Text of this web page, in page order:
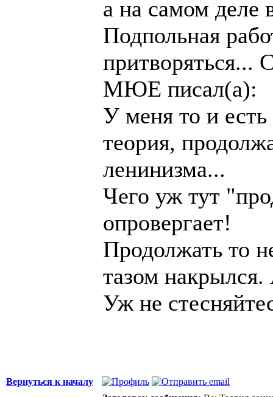
а на самом деле
Подпольная
притворяться...
МЮЕ писал(а):
У меня то и
теория,
ленинизма...
Чего уж тут
опровергает!
Продолжать то
тазом
Уж не
Вернуться к началу